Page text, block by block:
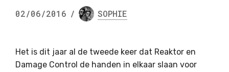
02/06/2016 / SOPHIE
Het is dit jaar al de tweede keer dat Reaktor en
Damage Control de handen in elkaar slaan voor